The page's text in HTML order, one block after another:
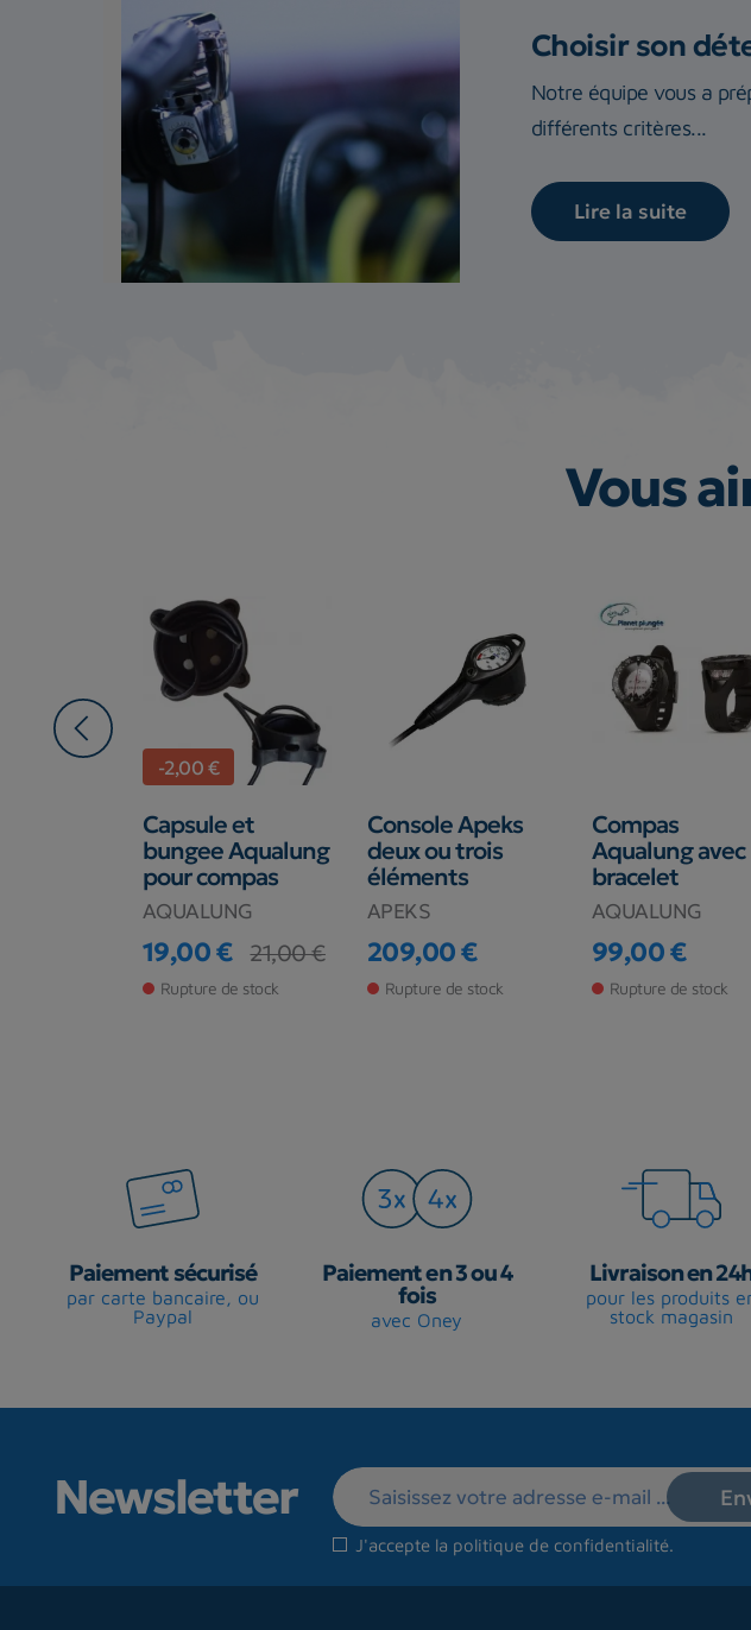
Choisir son
Notre équipe vous a
différents critères...
Lire la suite
Vous
-2,00 €
Capsule et
bungee Aqualung
pour compas
AQUALUNG
Prix
19,00 €
Prix de base
21,00 €
Rupture de stock
Console Apeks
deux ou trois
éléments
APEKS
Prix
209,00 €
Rupture de stock
Compas
Aqualung avec
bracelet
AQUALUNG
Prix
99,00 €
Rupture de stock
Paiement sécurisé
par carte bancaire, ou
Paypal
Paiement en 3 ou 4
fois
avec Oney
Livraison en
pour les produits
stock magasin
Newsletter
J'accepte la politique de confidentialité.